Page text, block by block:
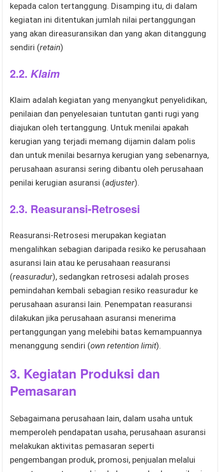
kepada calon tertanggung. Disamping itu, di dalam
kegiatan ini ditentukan jumlah nilai pertanggungan
yang akan direasuransikan dan yang akan ditanggung
sendiri (retain)
2.2.Klaim
Klaim adalah kegiatan yang menyangkut penyelidikan,
penilaian dan penyelesaian tuntutan ganti rugi yang
diajukan oleh tertanggung. Untuk menilai apakah
kerugian yang terjadi memang dijamin dalam polis
dan untuk menilai besarnya kerugian yang sebenarnya,
perusahaan asuransi sering dibantu oleh perusahaan
penilai kerugian asuransi (adjuster).
2.3. Reasuransi-Retrosesi
Reasuransi-Retrosesi merupakan kegiatan
mengalihkan sebagian daripada resiko ke perusahaan
asuransi lain atau ke perusahaan reasuransi
(reasuradur), sedangkan retrosesi adalah proses
pemindahan kembali sebagian resiko reasuradur ke
perusahaan asuransi lain. Penempatan reasuransi
dilakukan jika perusahaan asuransi menerima
pertanggungan yang melebihi batas kemampuannya
menanggung sendiri (own retention limit).
3. Kegiatan Produksi dan
Pemasaran
Sebagaimana perusahaan lain, dalam usaha untuk
memperoleh pendapatan usaha, perusahaan asuransi
melakukan aktivitas pemasaran seperti
pengembangan produk, promosi, penjualan melalui